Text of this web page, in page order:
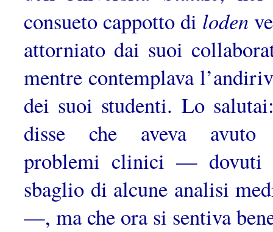
consueto cappotto di loden
attorniato dai suoi
mentre contempla­va
dei suoi studenti. Lo
disse che aveva avuto
problemi clinici — dovuti
sbaglio di alcune analisi
—, ma che ora si sentiva